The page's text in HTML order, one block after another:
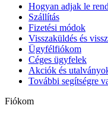
Hogyan adjak le
Szállítás
Fizetési módok
Visszaküldés és
Ügyfélfiókom
Céges ügyfelek
Akciók és
További segítségre
Fiókom